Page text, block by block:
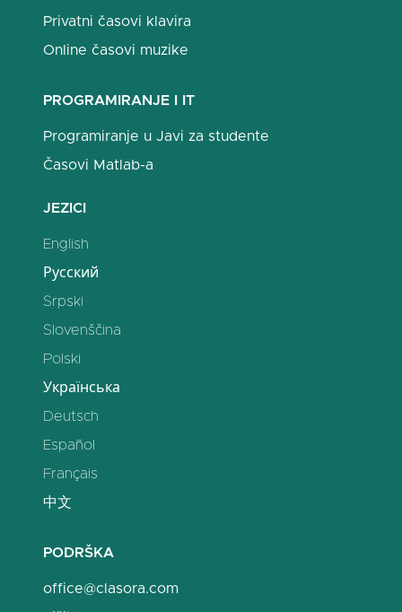
Privatni časovi klavira
Online časovi muzike
PROGRAMIRANJE I IT
Programiranje u Javi za studente
Časovi Matlab-a
JEZICI
English
Русский
Srpski
Slovenščina
Polski
Українська
Deutsch
Español
Français
中文
PODRŠKA
office@clasora.com